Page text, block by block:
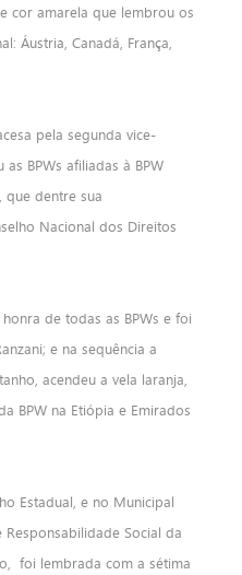
cor amarela que lembrou os
Áustria, Canadá, França,
pela segunda vice-
BPWs afiliadas à BPW
que dentre sua
Nacional dos Direitos
de todas as BPWs e foi
e na sequência a
acendeu a vela laranja,
BPW na Etiópia e Emirados
Estadual, e no Municipal
Social da
foi lembrada com a sétima